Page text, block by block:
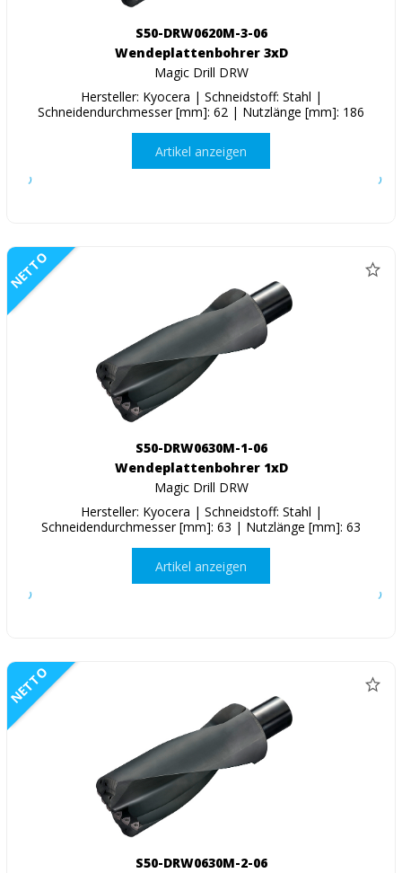
S50-DRW0620M-3-06
Wendeplattenbohrer 3xD
Magic Drill DRW
Hersteller: Kyocera | Schneidstoff: Stahl |
Schneidendurchmesser [mm]: 62 | Nutzlänge [mm]: 186
Artikel anzeigen
NETTO
S50-DRW0630M-1-06
Wendeplattenbohrer 1xD
Magic Drill DRW
Hersteller: Kyocera | Schneidstoff: Stahl |
Schneidendurchmesser [mm]: 63 | Nutzlänge [mm]: 63
Artikel anzeigen
NETTO
S50-DRW0630M-2-06